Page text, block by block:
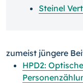
Steinel
zumeist jüngere
HPD2: